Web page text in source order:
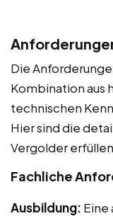
Die
Kombination aus
technischen
Hier sind die
Vergolder
Fachliche
Ausbildung: Eine